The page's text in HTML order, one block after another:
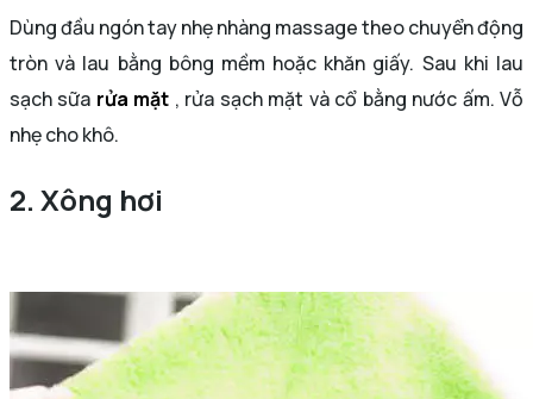
Dùng đầu ngón tay nhẹ nhàng massage theo chuyển động
tròn và lau bằng bông mềm hoặc khăn giấy. Sau khi lau
sạch sữa rửa mặt , rửa sạch mặt và cổ bằng nước ấm. Vỗ
nhẹ cho khô.
2. Xông hơi